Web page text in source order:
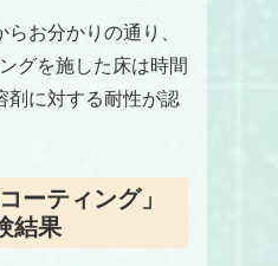
お分かりの通り、
グを施した床は時間
剤に対する耐性が認
ーティング」
結果